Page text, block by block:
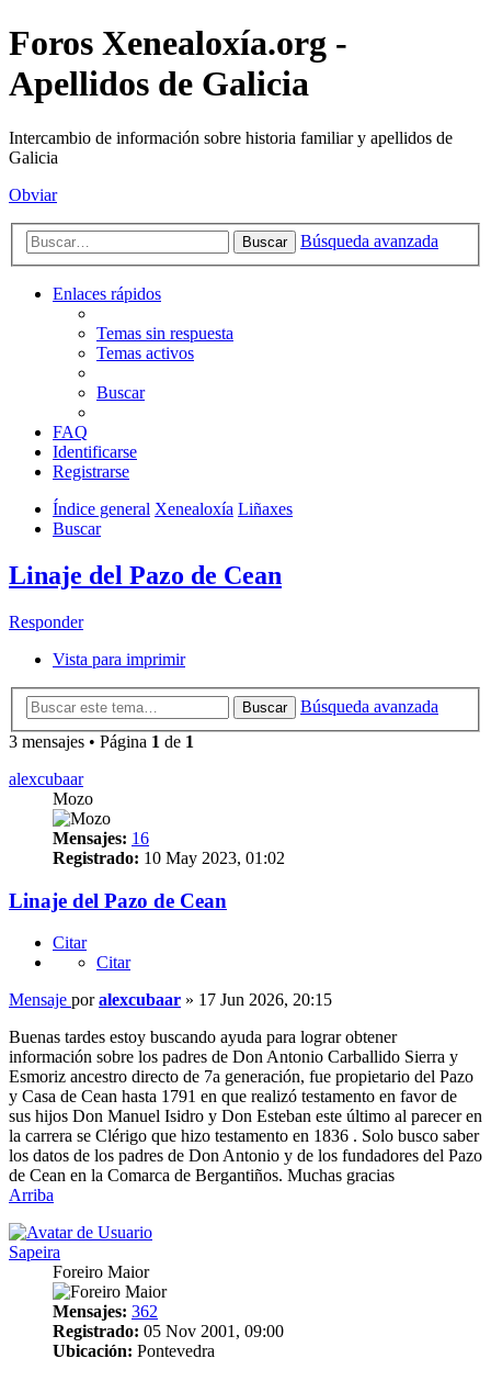
Foros Xenealoxía.org -
Apellidos de Galicia
Intercambio de información sobre historia familiar y apellidos de
Galicia
Obviar
Buscar Búsqueda avanzada
Enlaces rápidos
Temas sin respuesta
Temas activos
Buscar
FAQ
Identificarse
Registrarse
Índice general Xenealoxía Liñaxes
Buscar
Linaje del Pazo de Cean
Responder
Vista para imprimir
Buscar
Búsqueda avanzada
3 mensajes • Página 1 de 1
alexcubaar
Mozo
Mensajes: 16
Registrado: 10 May 2023, 01:02
Linaje del Pazo de Cean
Citar
Citar
Mensaje poralexcubaar » 17 Jun 2026, 20:15
Buenas tardes estoy buscando ayuda para lograr obtener
información sobre los padres de Don Antonio Carballido Sierra y
Esmoriz ancestro directo de 7a generación, fue propietario del Pazo
y Casa de Cean hasta 1791 en que realizó testamento en favor de
sus hijos Don Manuel Isidro y Don Esteban este último al parecer en
la carrera se Clérigo que hizo testamento en 1836 . Solo busco saber
los datos de los padres de Don Antonio y de los fundadores del Pazo
de Cean en la Comarca de Bergantiños. Muchas gracias
Arriba
Sapeira
Foreiro Maior
Mensajes: 362
Registrado: 05 Nov 2001, 09:00
Ubicación: Pontevedra